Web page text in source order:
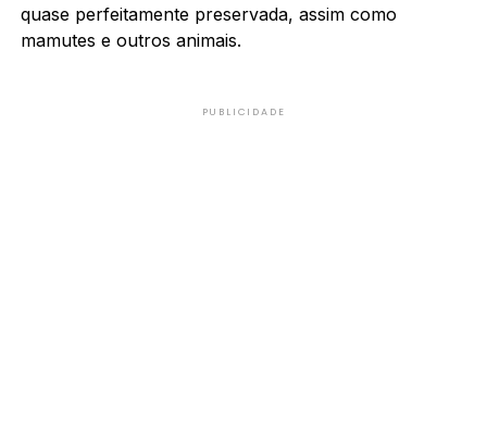
quase perfeitamente preservada, assim como
mamutes e outros animais.
PUBLICIDADE